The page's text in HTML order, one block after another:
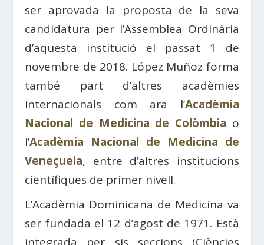
ser aprovada la proposta de la seva
candidatura per l’Assemblea Ordinària
d’aquesta institució el passat 1 de
novembre de 2018. López Muñoz forma
també part d’altres acadèmies
internacionals com ara l’Acadèmia
Nacional de Medicina de Colòmbia o
l’Acadèmia Nacional de Medicina de
Veneçuela, entre d’altres institucions
científiques de primer nivell.
L’Acadèmia Dominicana de Medicina va
ser fundada el 12 d’agost de 1971. Està